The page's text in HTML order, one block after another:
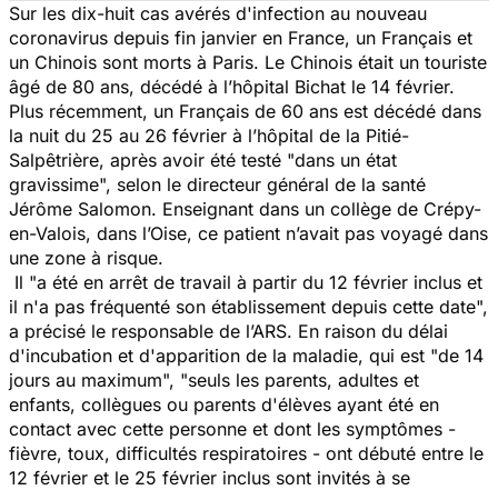
Sur les dix-huit cas avérés d'infection au nouveau
coronavirus depuis fin janvier en France, un Français et
un Chinois sont morts à Paris. Le Chinois était un touriste
âgé de 80 ans, décédé à l’hôpital Bichat le 14 février.
Plus récemment, un Français de 60 ans est décédé dans
la nuit du 25 au 26 février à l’hôpital de la Pitié-
Salpêtrière, après avoir été testé "dans un état
gravissime", selon le directeur général de la santé
Jérôme Salomon. Enseignant dans un collège de Crépy-
en-Valois, dans l’Oise, ce patient n’avait pas voyagé dans
une zone à risque.
Il "a été en arrêt de travail à partir du 12 février inclus et
il n'a pas fréquenté son établissement depuis cette date",
a précisé le responsable de l’ARS. En raison du délai
d'incubation et d'apparition de la maladie, qui est "de 14
jours au maximum", "seuls les parents, adultes et
enfants, collègues ou parents d'élèves ayant été en
contact avec cette personne et dont les symptômes -
fièvre, toux, difficultés respiratoires - ont débuté entre le
12 février et le 25 février inclus sont invités à se